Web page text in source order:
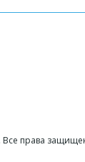
права